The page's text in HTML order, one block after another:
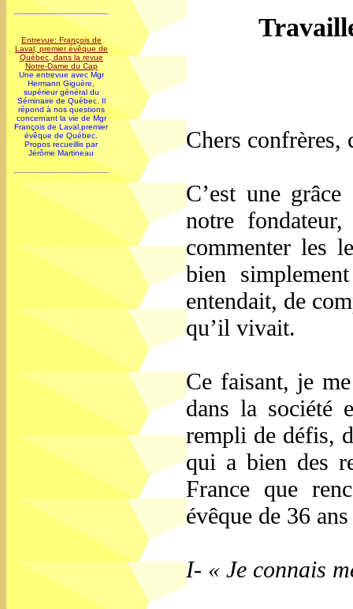
Entrevue: François de
Laval, premier évêque de
Québec, dans la revue
Notre-Dame du Cap
Une entrevue avec Mgr
Hermann Giguère,
supérieur général du
Séminaire de Québec. Il
répond à nos questions
concernant la vie de Mgr
François de Laval,premier
évêque de Québec.
Propos recueillis par
Jérôme Martineau
Chers confrères,
C’est une
notre
commenter les
bien
entendait, de
qu’il vivait.
Ce faisant, je
dans la société
rempli de défis,
qui a bien des
France que
évêque de 36
I- « Je connais